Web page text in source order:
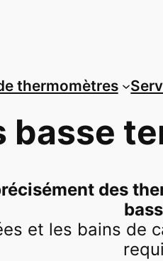
thermomètres
des
et les bains de